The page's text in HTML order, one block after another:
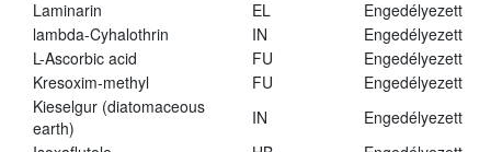
Laminarin
EL
Engedélyezett
lambda-Cyhalothrin
IN
Engedélyezett
L-Ascorbic acid
FU
Engedélyezett
Kresoxim-methyl
FU
Engedélyezett
Kieselgur (diatomaceous
earth)
IN
Engedélyezett